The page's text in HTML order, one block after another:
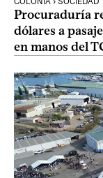
Procuraduría
dólares a
en manos del